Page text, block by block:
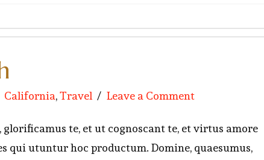
California,Travel Leave a Comment
glorificamus te, et ut cognoscant te, et virtus amore
qui utuntur hoc productum. Domine, quaesumus,